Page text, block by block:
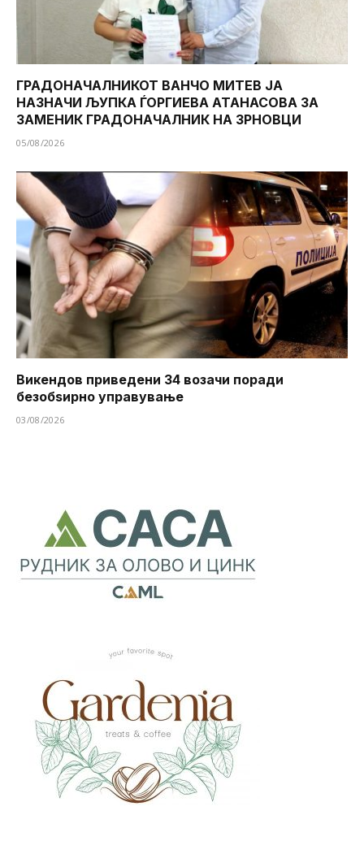
ГРАДОНАЧАЛНИКОТ ВАНЧО МИТЕВ ЈА
НАЗНАЧИ ЉУПКА ЃОРГИЕВА АТАНАСОВА ЗА
ЗАМЕНИК ГРАДОНАЧАЛНИК НА ЗРНОВЦИ
05/08/2026
Викендов приведени 34 возачи поради
безобѕирно управување
03/08/2026